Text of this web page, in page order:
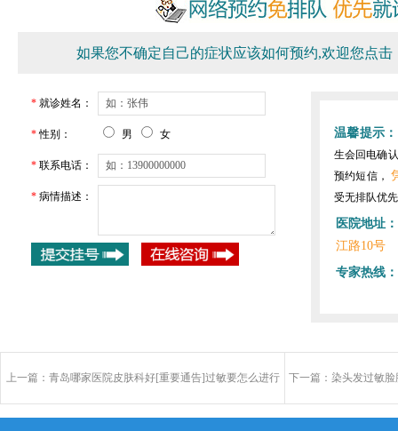
如果您不确定自己的症状应该如何预约,欢迎您点击
* 就诊姓名：
*性别： 男 女
* 联系电话：
* 病情描述：
温馨提示：
生会回电确
预约短信，
受无排队优
医院地址：
江路10号
专家热线：
上一篇： 青岛哪家医院皮肤科好[重要通告]过敏要怎么进行 下一篇： 染头发过敏